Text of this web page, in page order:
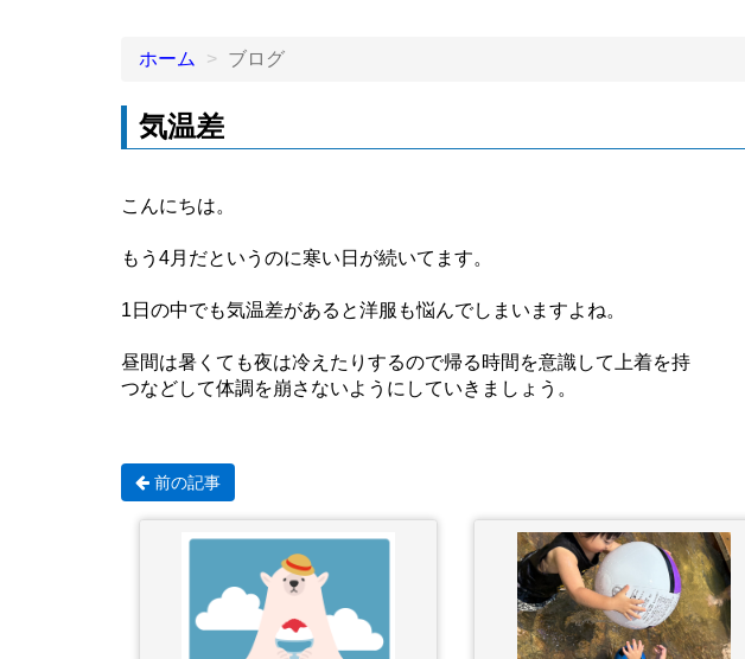
ホーム ブログ
気温差
こんにちは。
もう4月だというのに寒い日が続いてます。
1日の中でも気温差があると洋服も悩んでしまいますよね。
昼間は暑くても夜は冷えたりするので帰る時間を意識して上着を持
つなどして体調を崩さないようにしていきましょう。
前の記事